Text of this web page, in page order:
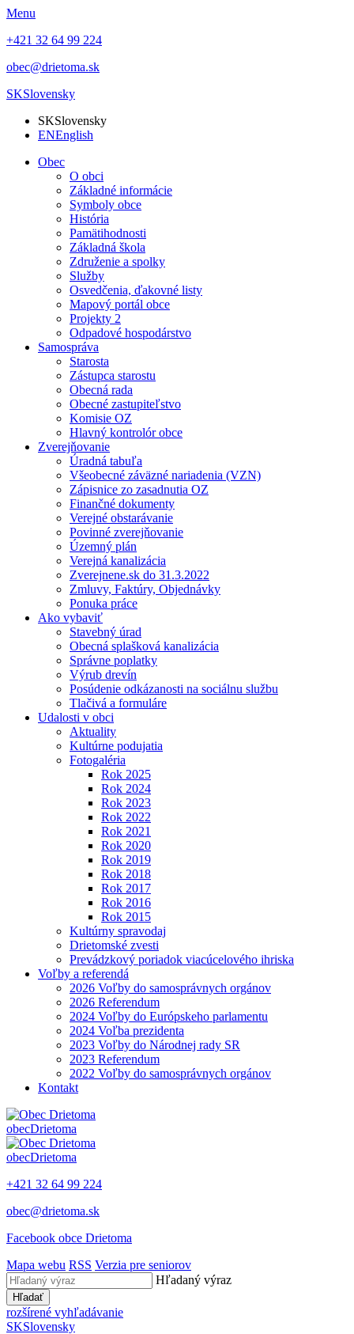
Menu
+421 32 64 99 224
obec@drietoma.sk
SKSlovensky
SKSlovensky
ENEnglish
Obec
O obci
Základné informácie
Symboly obce
História
Pamätihodnosti
Základná škola
Združenie a spolky
Služby
Osvedčenia, ďakovné listy
Mapový portál obce
Projekty 2
Odpadové hospodárstvo
Samospráva
Starosta
Zástupca starostu
Obecná rada
Obecné zastupiteľstvo
Komisie OZ
Hlavný kontrolór obce
Zverejňovanie
Úradná tabuľa
Všeobecné záväzné nariadenia (VZN)
Zápisnice zo zasadnutia OZ
Finančné dokumenty
Verejné obstarávanie
Povinné zverejňovanie
Územný plán
Verejná kanalizácia
Zverejnene.sk do 31.3.2022
Zmluvy, Faktúry, Objednávky
Ponuka práce
Ako vybaviť
Stavebný úrad
Obecná splašková kanalizácia
Správne poplatky
Výrub drevín
Posúdenie odkázanosti na sociálnu službu
Tlačivá a formuláre
Udalosti v obci
Aktuality
Kultúrne podujatia
Fotogaléria
Rok 2025
Rok 2024
Rok 2023
Rok 2022
Rok 2021
Rok 2020
Rok 2019
Rok 2018
Rok 2017
Rok 2016
Rok 2015
Kultúrny spravodaj
Drietomské zvesti
Prevádzkový poriadok viacúcelového ihriska
Voľby a referendá
2026 Voľby do samosprávnych orgánov
2026 Referendum
2024 Voľby do Európskeho parlamentu
2024 Voľba prezidenta
2023 Voľby do Národnej rady SR
2023 Referendum
2022 Voľby do samosprávnych orgánov
Kontakt
obecDrietoma
obecDrietoma
+421 32 64 99 224
obec@drietoma.sk
Facebook obce Drietoma
Mapa webu RSS Verzia pre seniorov
Hľadaný výraz
Hľadať
rozšírené vyhľadávanie
SKSlovensky